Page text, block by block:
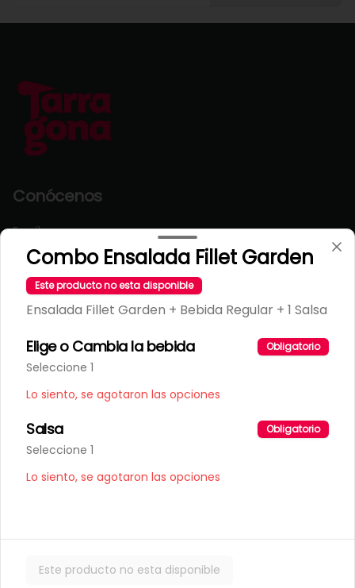
Conócenos
Escríbenos
T&C Tarragona
Términos y condiciones
Política de privacidad
Instagram
Facebook
Mi cuenta
Combo Ensalada Fillet Garden
Este producto no esta disponible
Ensalada Fillet Garden + Bebida Regular + 1 Salsa
Elige o Cambia la bebida Obligatorio
Seleccione 1
Lo siento, se agotaron las opciones
Salsa Obligatorio
Seleccione 1
Lo siento, se agotaron las opciones
Este producto no esta disponible